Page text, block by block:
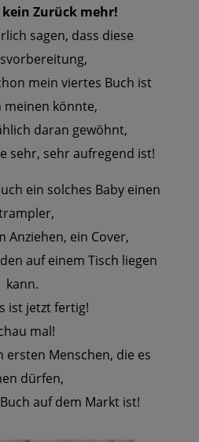
kein Zurück mehr!
sagen, dass diese
mein viertes Buch ist
meinen könnte,
daran gewöhnt,
sehr, sehr aufregend ist!
ein solches Baby einen
Anziehen, ein Cover,
auf einem Tisch liegen
kann.
ist jetzt fertig!
mal!
ersten Menschen, die es
dürfen,
auf dem Markt ist!